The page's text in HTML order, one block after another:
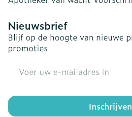
Nieuwsbrief
Blijf op de hoogte van nieuwe
promoties
Inschrijven